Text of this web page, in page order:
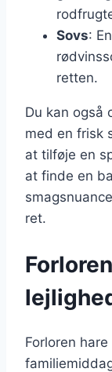
Sovs:
retten.
Du kan også
med en frisk
at tilføje en
at finde en
ret.
Forloren